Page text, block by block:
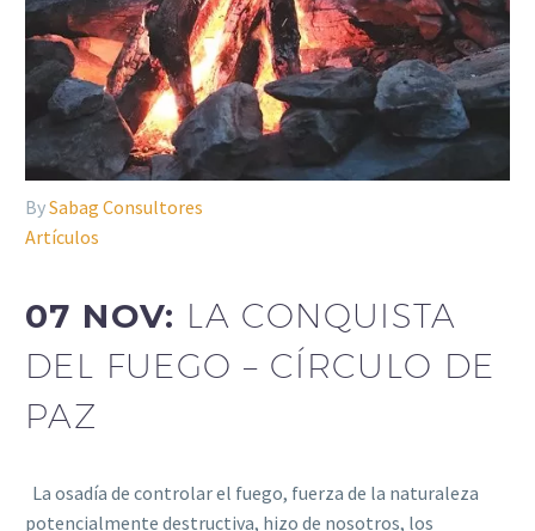
BySabag Consultores
Artículos
07 NOV: LA CONQUISTA
DEL FUEGO – CÍRCULO DE
PAZ
La osadía de controlar el fuego, fuerza de la naturaleza
potencialmente destructiva, hizo de nosotros, los